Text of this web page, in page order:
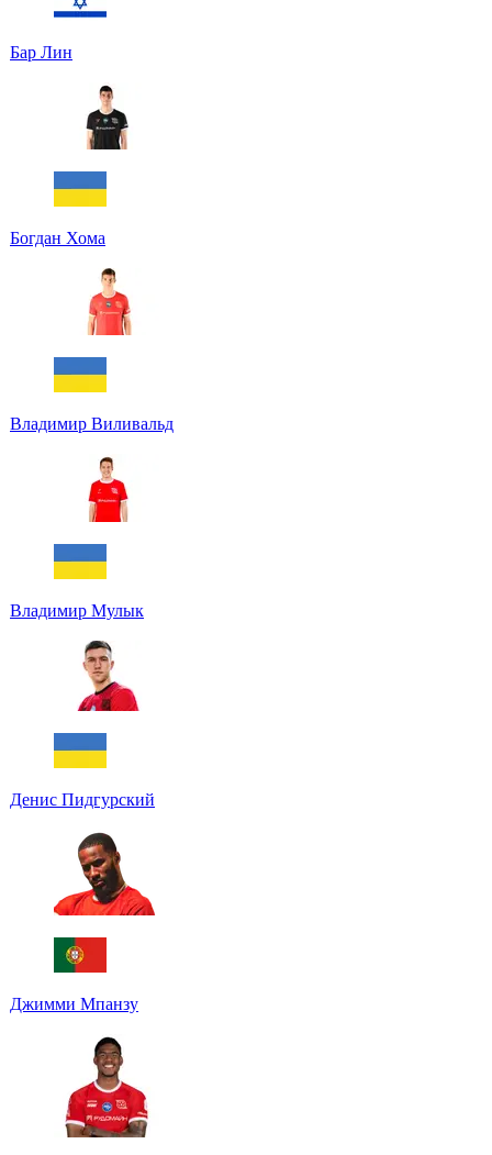
Бар Лин
Богдан Хома
Владимир Виливальд
Владимир Мулык
Денис Пидгурский
Джимми Мпанзу